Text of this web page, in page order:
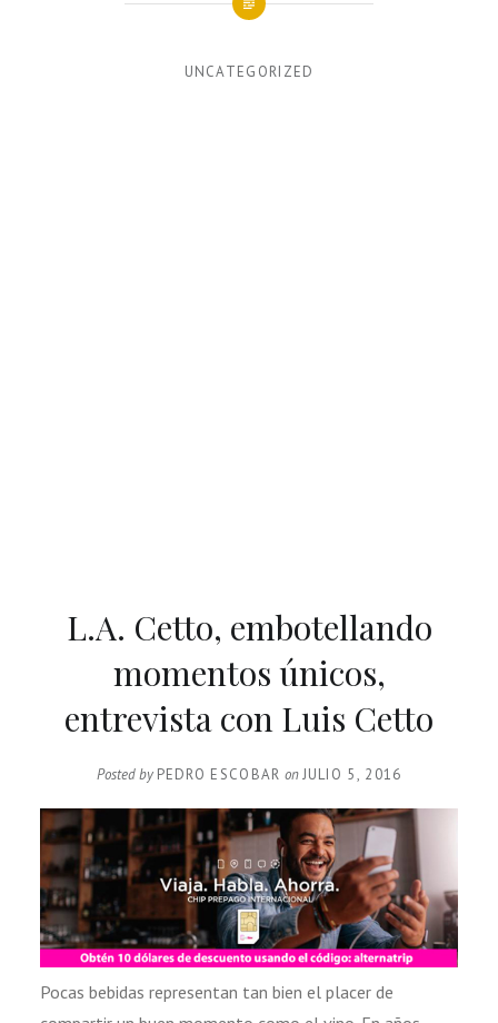
UNCATEGORIZED
L.A. Cetto, embotellando
momentos únicos,
entrevista con Luis Cetto
Posted by PEDRO ESCOBAR onJULIO 5, 2016
Pocas bebidas representan tan bien el placer de